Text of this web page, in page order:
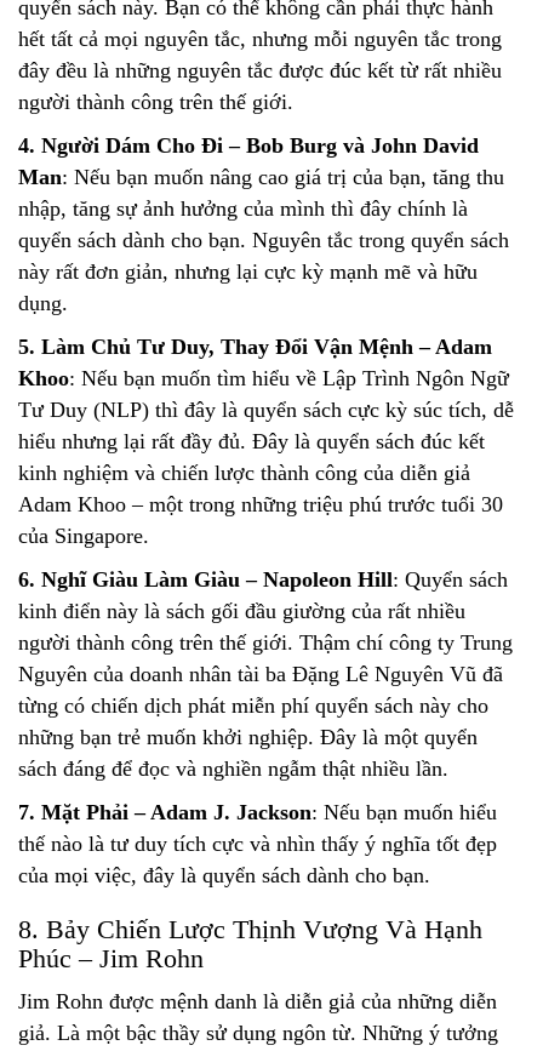
quyển sách này. Bạn có thể không cần phải thực hành
hết tất cả mọi nguyên tắc, nhưng mỗi nguyên tắc trong
đây đều là những nguyên tắc được đúc kết từ rất nhiều
người thành công trên thế giới.
4. Người Dám Cho Đi – Bob Burg và John David
Man: Nếu bạn muốn nâng cao giá trị của bạn, tăng thu
nhập, tăng sự ảnh hưởng của mình thì đây chính là
quyển sách dành cho bạn. Nguyên tắc trong quyển sách
này rất đơn giản, nhưng lại cực kỳ mạnh mẽ và hữu
dụng.
5. Làm Chủ Tư Duy, Thay Đổi Vận Mệnh – Adam
Khoo: Nếu bạn muốn tìm hiểu về Lập Trình Ngôn Ngữ
Tư Duy (NLP) thì đây là quyển sách cực kỳ súc tích, dễ
hiểu nhưng lại rất đầy đủ. Đây là quyển sách đúc kết
kinh nghiệm và chiến lược thành công của diễn giả
Adam Khoo – một trong những triệu phú trước tuổi 30
của Singapore.
6. Nghĩ Giàu Làm Giàu – Napoleon Hill: Quyển sách
kinh điển này là sách gối đầu giường của rất nhiều
người thành công trên thế giới. Thậm chí công ty Trung
Nguyên của doanh nhân tài ba Đặng Lê Nguyên Vũ đã
từng có chiến dịch phát miễn phí quyển sách này cho
những bạn trẻ muốn khởi nghiệp. Đây là một quyển
sách đáng để đọc và nghiền ngẫm thật nhiều lần.
7. Mặt Phải – Adam J. Jackson: Nếu bạn muốn hiểu
thế nào là tư duy tích cực và nhìn thấy ý nghĩa tốt đẹp
của mọi việc, đây là quyển sách dành cho bạn.
8. Bảy Chiến Lược Thịnh Vượng Và Hạnh
Phúc – Jim Rohn
Jim Rohn được mệnh danh là diễn giả của những diễn
giả. Là một bậc thầy sử dụng ngôn từ. Những ý tưởng